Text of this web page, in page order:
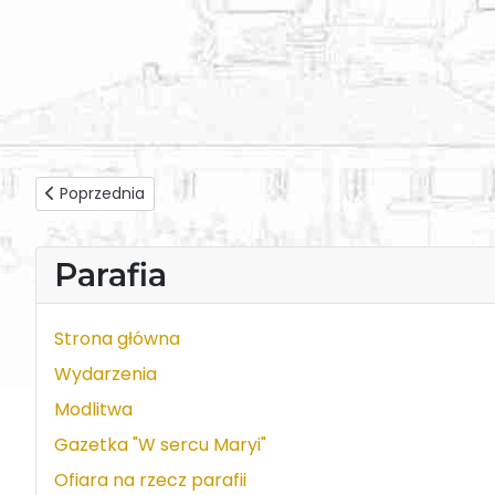
Parafia
Strona główna
Wydarzenia
Modlitwa
Gazetka "W sercu Maryi"
Ofiara na rzecz parafii
Poprzednia strona: Ks. dr Marek Kwiatosz - Homilia z dnia
Poprzednia